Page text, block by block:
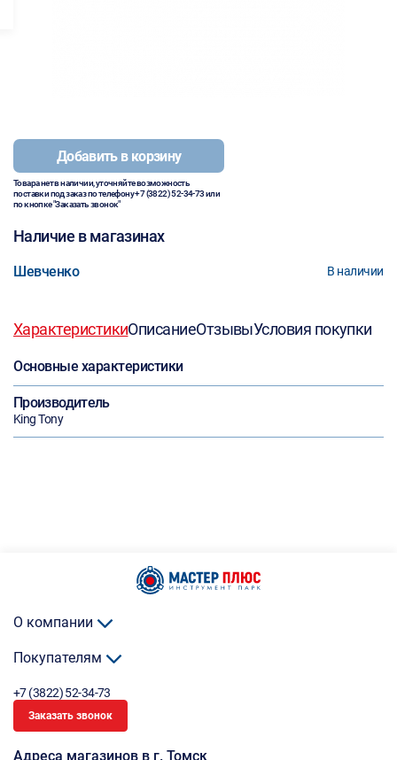
Добавить в корзину
Товара нет в наличии, уточняйте возможность
поставки под заказ по телефону+7 (3822) 52-34-73или
по кнопке "Заказать звонок"
Наличие в магазинах
Шевченко В наличии
ХарактеристикиОписаниеОтзывыУсловия покупки
Основные характеристики
Производитель
King Tony
О компании
Покупателям
+7 (3822) 52-34-73
Заказать звонок
Адреса магазинов в г. Томск